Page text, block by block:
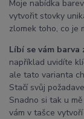
Moje nabídka
vytvořit stovky
zlomek toho, co je
Líbí se vám
například uvidíte
ale tato varianta
Stačí svůj
Snadno si tak u
vám v tašce